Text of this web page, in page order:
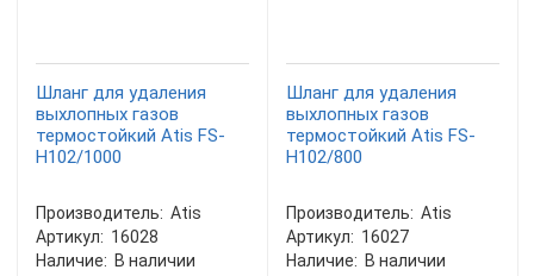
Шланг для удаления
выхлопных газов
термостойкий Atis FS-
H102/1000
Производитель: Atis
Артикул: 16028
Наличие: В наличии
Шланг для удаления
выхлопных газов
термостойкий Atis FS-
H102/800
Производитель: Atis
Артикул: 16027
Наличие: В наличии